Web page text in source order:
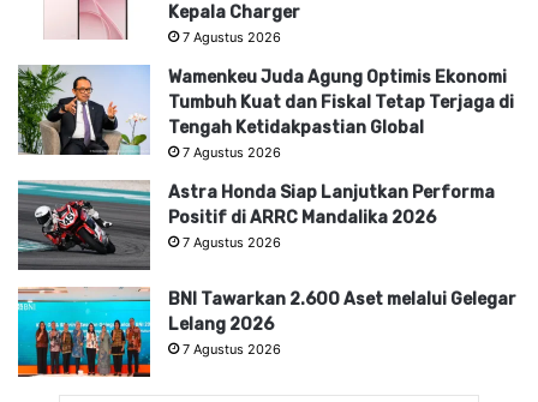
Kepala Charger
7 Agustus 2026
Wamenkeu Juda Agung Optimis Ekonomi
Tumbuh Kuat dan Fiskal Tetap Terjaga di
Tengah Ketidakpastian Global
7 Agustus 2026
Astra Honda Siap Lanjutkan Performa
Positif di ARRC Mandalika 2026
7 Agustus 2026
BNI Tawarkan 2.600 Aset melalui Gelegar
Lelang 2026
7 Agustus 2026